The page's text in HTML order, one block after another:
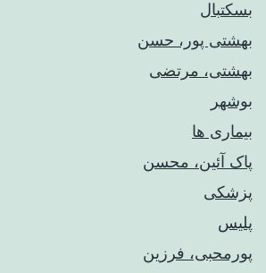
بسکتبال
بهشتی پور، حسن
بهشتی، مرتضی
بوشهر
بیماری ها
پاک آئین، محسن
پزشکی
پلیس
پورمحبی، فرزین